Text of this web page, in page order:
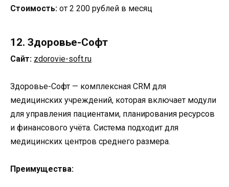
Стоимость: от 2 200 рублей в месяц
12. Здоровье-Софт
Сайт: zdorovie-soft.ru
Здоровье-Софт — комплексная CRM для
медицинских учреждений, которая включает модули
для управления пациентами, планирования ресурсов
и финансового учёта. Система подходит для
медицинских центров среднего размера.
Преимущества: